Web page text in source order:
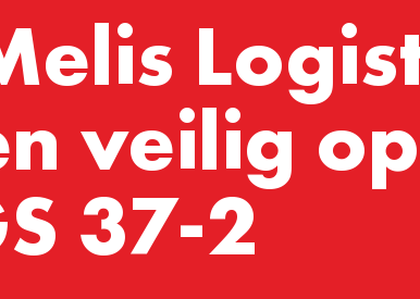
veilig
37-2